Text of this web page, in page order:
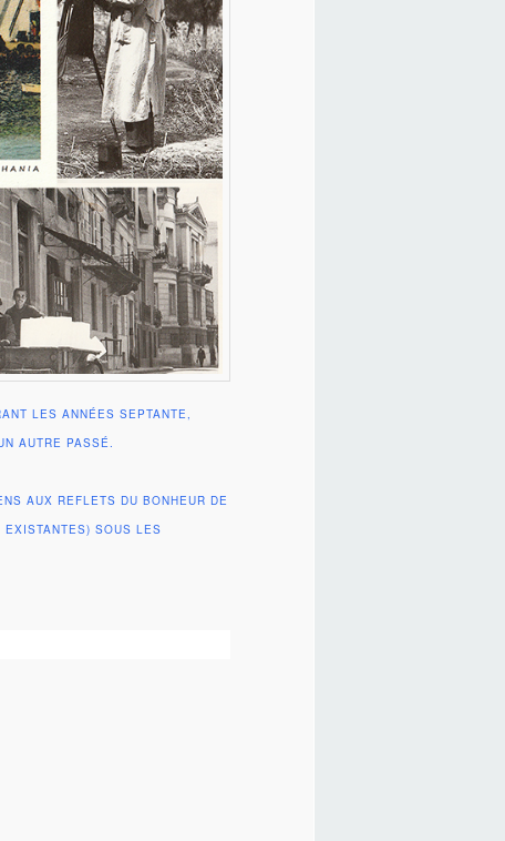
LES ANNÉES SEPTANTE,
AUTRE PASSÉ.
AUX REFLETS DU BONHEUR DE
SOUS LES